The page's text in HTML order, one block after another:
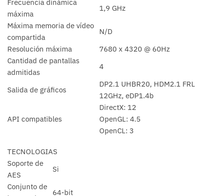
Frecuencia dinámica
máxima
1,9 GHz
Máxima memoria de vídeo
compartida
N/D
Resolución máxima
7680 x 4320 @ 60Hz
Cantidad de pantallas
admitidas
4
Salida de gráficos
DP2.1 UHBR20, HDM2.1 FRL
12GHz, eDP1.4b
API compatibles
DirectX: 12
OpenGL: 4.5
OpenCL: 3
TECNOLOGIAS
Soporte de
AES
Si
Conjunto de
64-bit